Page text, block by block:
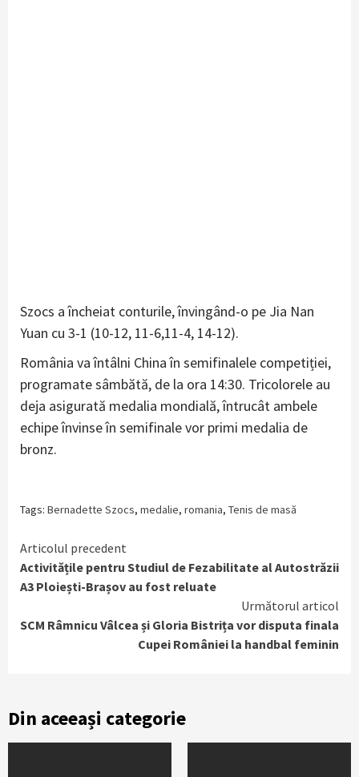
Szocs a încheiat conturile, învingând-o pe Jia Nan
Yuan cu 3-1 (10-12, 11-6,11-4, 14-12).
România va întâlni China în semifinalele competiției,
programate sâmbătă, de la ora 14:30. Tricolorele au
deja asigurată medalia mondială, întrucât ambele
echipe învinse în semifinale vor primi medalia de
bronz.
Tags: Bernadette Szocs, medalie, romania, Tenis de masă
Continue
Reading
Articolul precedent
Activitățile pentru Studiul de Fezabilitate al Autostrăzii
A3 Ploiești-Brașov au fost reluate
Următorul articol
SCM Râmnicu Vâlcea și Gloria Bistrița vor disputa finala
Cupei României la handbal feminin
Din aceeași categorie